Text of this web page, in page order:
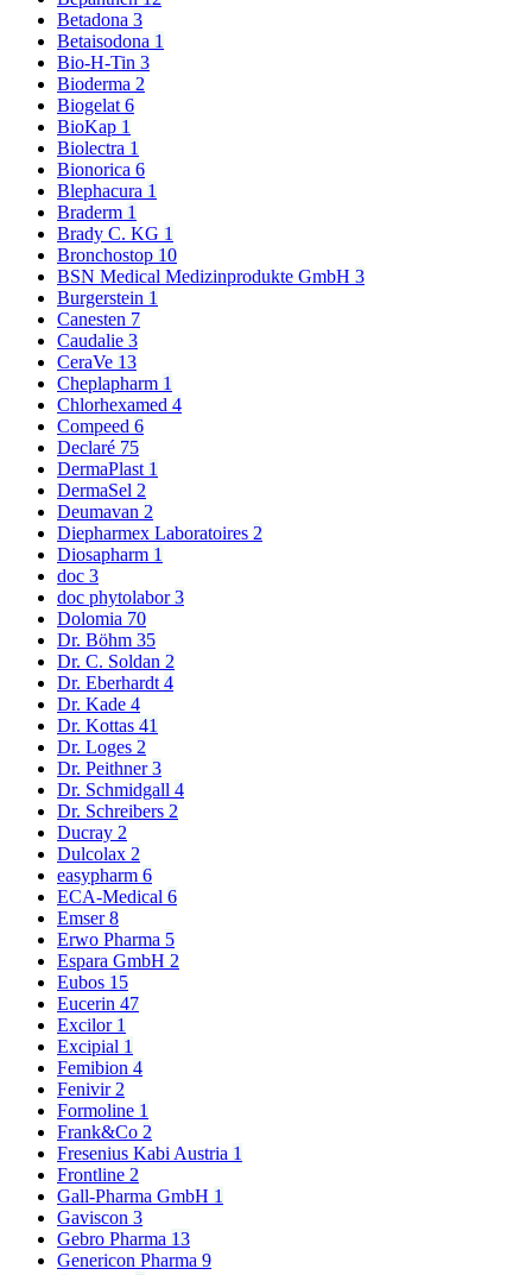
Betadona 3
Betaisodona 1
Bio-H-Tin 3
Bioderma 2
Biogelat 6
BioKap 1
Biolectra 1
Bionorica 6
Blephacura 1
Braderm 1
Brady C. KG 1
Bronchostop 10
BSN Medical Medizinprodukte GmbH 3
Burgerstein 1
Canesten 7
Caudalie 3
CeraVe 13
Cheplapharm 1
Chlorhexamed 4
Compeed 6
Declaré 75
DermaPlast 1
DermaSel 2
Deumavan 2
Diepharmex Laboratoires 2
Diosapharm 1
doc 3
doc phytolabor3
Dolomia 70
Dr. Böhm 35
Dr. C. Soldan 2
Dr. Eberhardt 4
Dr. Kade 4
Dr. Kottas 41
Dr. Loges 2
Dr. Peithner3
Dr. Schmidgall 4
Dr. Schreibers 2
Ducray 2
Dulcolax 2
easypharm 6
ECA-Medical 6
Emser8
Erwo Pharma 5
Espara GmbH 2
Eubos 15
Eucerin 47
Excilor 1
Excipial 1
Femibion 4
Fenivir 2
Formoline 1
Frank&Co 2
Fresenius Kabi Austria 1
Frontline 2
Gall-Pharma GmbH 1
Gaviscon 3
Gebro Pharma 13
Genericon Pharma 9